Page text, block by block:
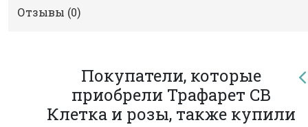
Отзывы (0)
Покупатели, которые
приобрели Трафарет CB
Клетка и розы, также купили